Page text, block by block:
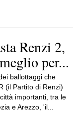
Renzi 2,
per...
ballottaggi che
(il Partito di Renzi)
importanti, tra le
e Arezzo, 'il...